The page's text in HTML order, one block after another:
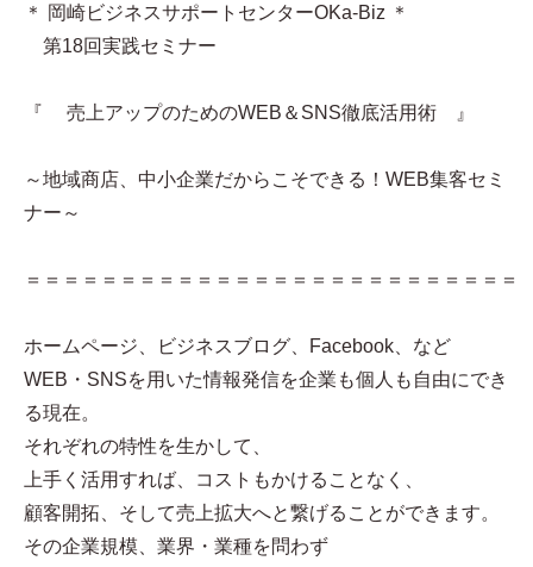
＊ 岡崎ビジネスサポートセンターOKa-Biz ＊
第18回実践セミナー
『 売上アップのためのWEB＆SNS徹底活用術 』
～地域商店、中小企業だからこそできる！WEB集客セミ
ナー～
＝＝＝＝＝＝＝＝＝＝＝＝＝＝＝＝＝＝＝＝＝＝＝＝＝＝
ホームページ、ビジネスブログ、Facebook、など
WEB・SNSを用いた情報発信を企業も個人も自由にでき
る現在。
それぞれの特性を生かして、
上手く活用すれば、コストもかけることなく、
顧客開拓、そして売上拡大へと繋げることができます。
その企業規模、業界・業種を問わず